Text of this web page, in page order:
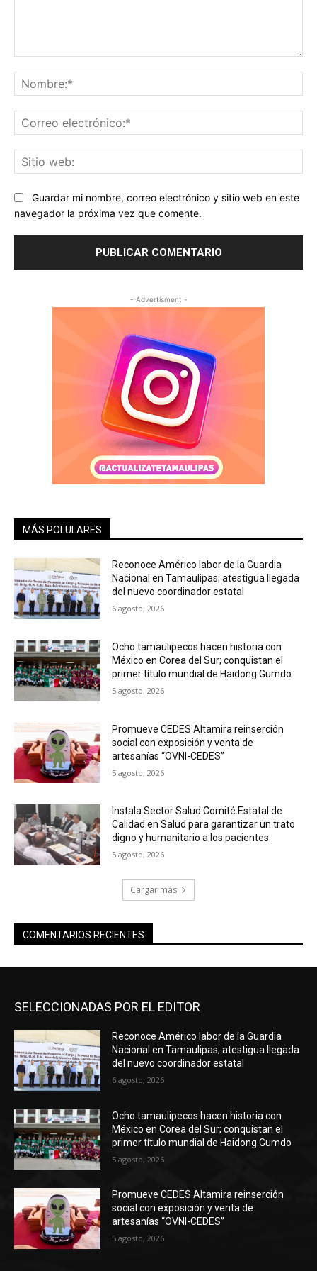
Guardar mi nombre, correo electrónico y sitio web en este
navegador la próxima vez que comente.
- Advertisment -
MÁS POLULARES
Reconoce Américo labor de la Guardia
Nacional en Tamaulipas; atestigua llegada
del nuevo coordinador estatal
6 agosto, 2026
Ocho tamaulipecos hacen historia con
México en Corea del Sur; conquistan el
primer título mundial de Haidong Gumdo
5 agosto, 2026
Promueve CEDES Altamira reinserción
social con exposición y venta de
artesanías “OVNI-CEDES”
5 agosto, 2026
Instala Sector Salud Comité Estatal de
Calidad en Salud para garantizar un trato
digno y humanitario a los pacientes
5 agosto, 2026
Cargar más
COMENTARIOS RECIENTES
SELECCIONADAS POR EL EDITOR
Reconoce Américo labor de la Guardia
Nacional en Tamaulipas; atestigua llegada
del nuevo coordinador estatal
6 agosto, 2026
Ocho tamaulipecos hacen historia con
México en Corea del Sur; conquistan el
primer título mundial de Haidong Gumdo
5 agosto, 2026
Promueve CEDES Altamira reinserción
social con exposición y venta de
artesanías “OVNI-CEDES”
5 agosto, 2026